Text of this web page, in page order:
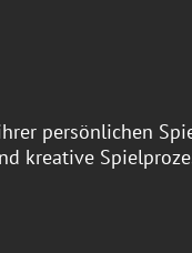
persönlichen
kreative